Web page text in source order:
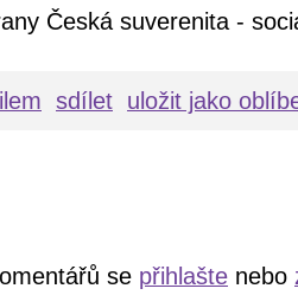
Česká suverenita -
sdílet uložit jako
se přihlašte nebo